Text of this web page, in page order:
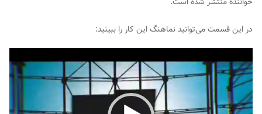
در این قسمت می‌توانید نماهنگ این کار را ببینید:
ویدیو